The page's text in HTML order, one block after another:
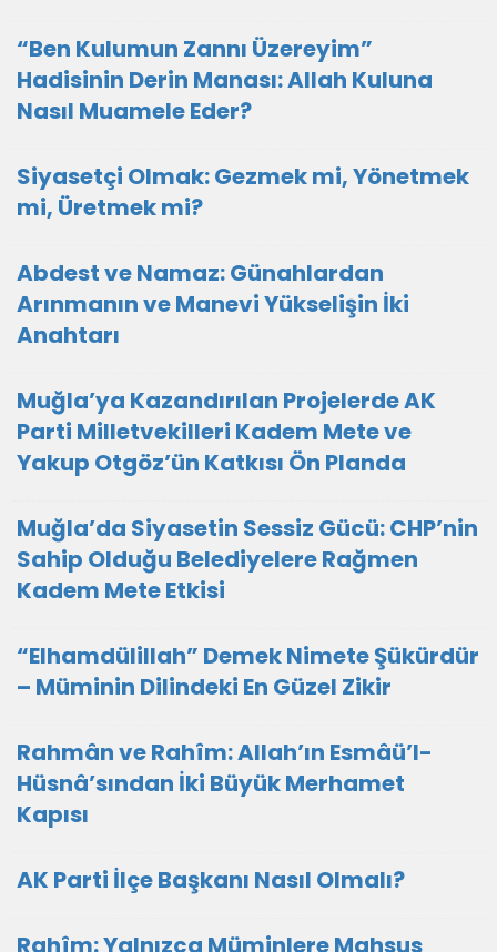
“Ben Kulumun Zannı Üzereyim”
Hadisinin Derin Manası: Allah Kuluna
Nasıl Muamele Eder?
Siyasetçi Olmak: Gezmek mi, Yönetmek
mi, Üretmek mi?
Abdest ve Namaz: Günahlardan
Arınmanın ve Manevi Yükselişin İki
Anahtarı
Muğla’ya Kazandırılan Projelerde AK
Parti Milletvekilleri Kadem Mete ve
Yakup Otgöz’ün Katkısı Ön Planda
Muğla’da Siyasetin Sessiz Gücü: CHP’nin
Sahip Olduğu Belediyelere Rağmen
Kadem Mete Etkisi
“Elhamdülillah” Demek Nimete Şükürdür
– Müminin Dilindeki En Güzel Zikir
Rahmân ve Rahîm: Allah’ın Esmâü’l-
Hüsnâ’sından İki Büyük Merhamet
Kapısı
AK Parti İlçe Başkanı Nasıl Olmalı?
Rahîm: Yalnızca Müminlere Mahsus